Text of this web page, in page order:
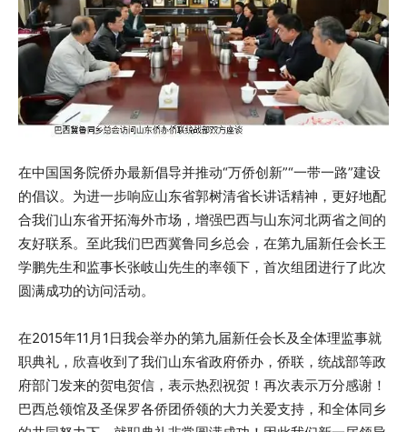
在中国国务院侨办最新倡导并推动“万侨创新”“一带一路”建设
的倡议。为进一步响应山东省郭树清省长讲话精神，更好地配
合我们山东省开拓海外市场，增强巴西与山东河北两省之间的
友好联系。至此我们巴西冀鲁同乡总会，在第九届新任会长王
学鹏先生和监事长张岐山先生的率领下，首次组团进行了此次
圆满成功的访问活动。
在2015年11月1日我会举办的第九届新任会长及全体理监事就
职典礼，欣喜收到了我们山东省政府侨办，侨联，统战部等政
府部门发来的贺电贺信，表示热烈祝贺！再次表示万分感谢！
巴西总领馆及圣保罗各侨团侨领的大力关爱支持，和全体同乡